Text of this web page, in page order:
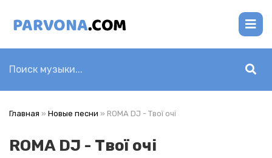
Главная » Новые песни » ROMA DJ - Твої очі
ROMA DJ - Твої очі